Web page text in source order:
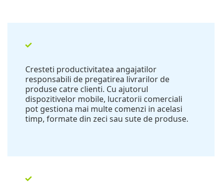
Cresteti productivitatea angajatilor
responsabili de pregatirea livrarilor de
produse catre clienti. Cu ajutorul
dispozitivelor mobile, lucratorii comerciali
pot gestiona mai multe comenzi in acelasi
timp, formate din zeci sau sute de produse.